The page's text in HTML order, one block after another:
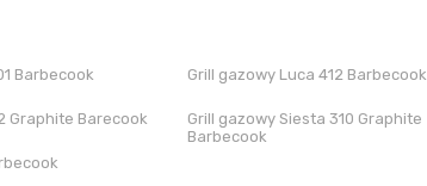
Barbecook Grill gazowy Luca 412 Barbecook
Graphite Barecook
Grill gazowy Siesta 310 Graphite
Barbecook